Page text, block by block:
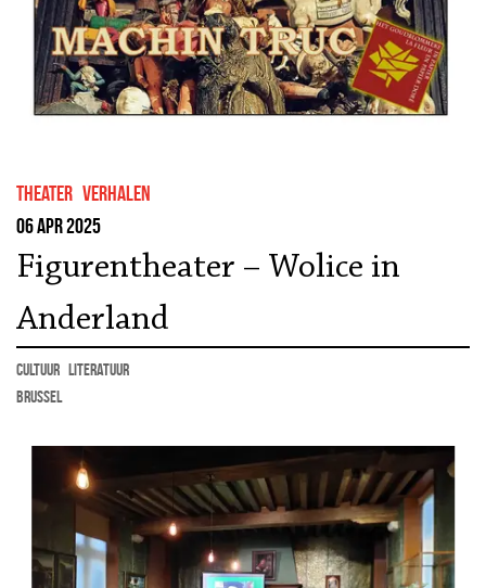
theater Verhalen
06 apr 2025
Figurentheater – Wolice in
Anderland
cultuur literatuur
Brussel